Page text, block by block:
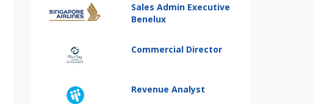
Sales Admin Executive
Benelux
Commercial Director
Revenue Analyst